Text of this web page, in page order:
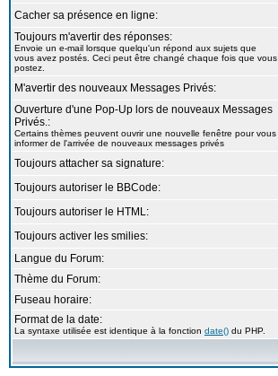
Cacher sa présence en ligne:
Toujours m'avertir des réponses:
Envoie un e-mail lorsque quelqu'un répond aux sujets que
vous avez postés. Ceci peut être changé chaque fois que vous
postez.
M'avertir des nouveaux Messages Privés:
Ouverture d'une Pop-Up lors de nouveaux Messages
Privés.:
Certains thèmes peuvent ouvrir une nouvelle fenêtre pour vous
informer de l'arrivée de nouveaux messages privés
Toujours attacher sa signature:
Toujours autoriser le BBCode:
Toujours autoriser le HTML:
Toujours activer les smilies:
Langue du Forum:
Thème du Forum:
Fuseau horaire:
Format de la date:
La syntaxe utilisée est identique à la fonction date() du PHP.